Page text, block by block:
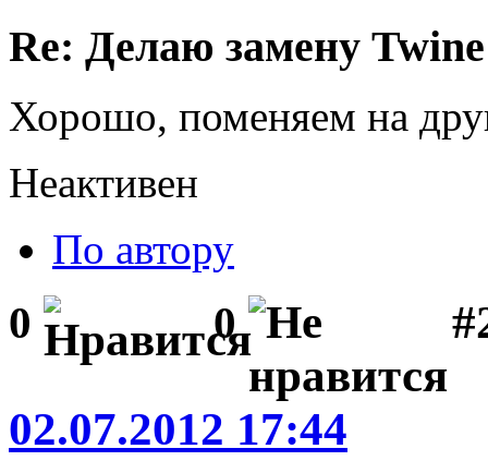
Re: Делаю замену
Хорошо, поменяем на
Неактивен
По автору
0 0
02.07.2012 17:44